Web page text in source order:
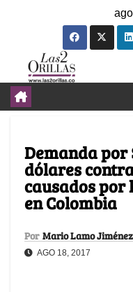
Demanda por
dólares
causados por
en Colombia
Por Mario Lamo Jiménez
AGO 18, 2017